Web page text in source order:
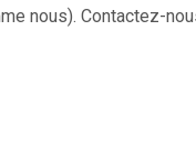
nous). Contactez-